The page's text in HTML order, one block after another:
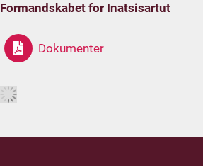
Formandskabet for Inatsisartut
Dokumenter